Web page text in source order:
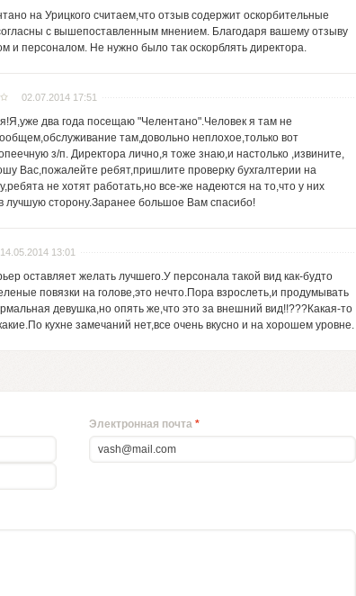
на Урицкого считаем,что отзыв содержит оскорбительные
с вышепоставленным мнением. Благодаря вашему отзыву
и персоналом. Не нужно было так оскорблять директора.
02.07.2014 17:51
два года посещаю "Челентано".Человек я там не
там,довольно неплохое,только вот
з/п. Директора лично,я тоже знаю,и настолько ,извините,
Вас,пожалейте ребят,пришлите проверку бухгалтерии на
не хотят работать,но все-же надеются на то,что у них
лучшую сторону.Заранее большое Вам спасибо!
14.05.2014 13:01
оставляет желать лучшего.У персонала такой вид как-будто
повязки на голове,это нечто.Пора взрослеть,и продумывать
девушка,но опять же,что это за внешний вид!!???Какая-то
кухне замечаний нет,все очень вкусно и на хорошем уровне.
Электронная почта *